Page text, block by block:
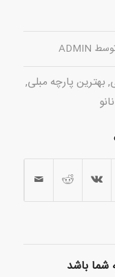
ADMIN
, بهترین پارچه مبلی,
شما باشد